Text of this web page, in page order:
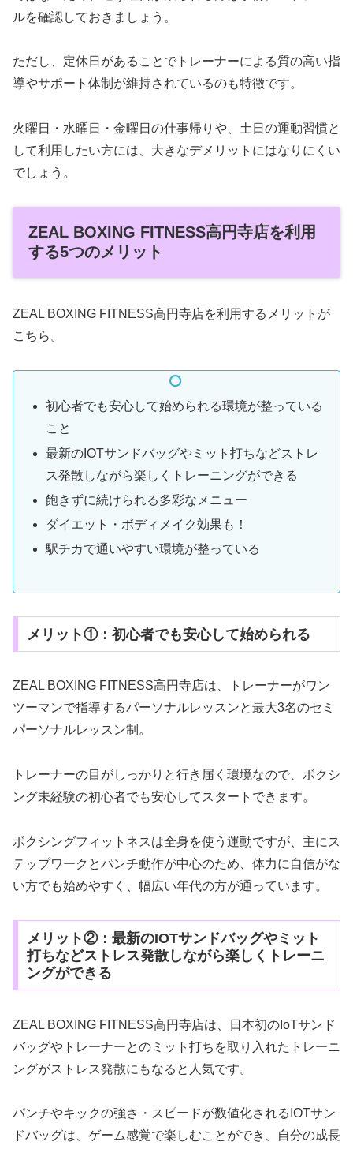
ルを確認しておきましょう。
ただし、定休日があることでトレーナーによる質の高い指
導やサポート体制が維持されているのも特徴です。
火曜日・水曜日・金曜日の仕事帰りや、土日の運動習慣と
して利用したい方には、大きなデメリットにはなりにくい
でしょう。
ZEAL BOXING FITNESS高円寺店を利用
する5つのメリット
ZEAL BOXING FITNESS高円寺店を利用するメリットが
こちら。
初心者でも安心して始められる環境が整っている
こと
最新のIOTサンドバッグやミット打ちなどストレ
ス発散しながら楽しくトレーニングができる
飽きずに続けられる多彩なメニュー
ダイエット・ボディメイク効果も！
駅チカで通いやすい環境が整っている
メリット①：初心者でも安心して始められる
ZEAL BOXING FITNESS高円寺店は、トレーナーがワン
ツーマンで指導するパーソナルレッスンと最大3名のセミ
パーソナルレッスン制。
トレーナーの目がしっかりと行き届く環境なので、ボクシ
ング未経験の初心者でも安心してスタートできます。
ボクシングフィットネスは全身を使う運動ですが、主にス
テップワークとパンチ動作が中心のため、体力に自信がな
い方でも始めやすく、幅広い年代の方が通っています。
メリット②：最新のIOTサンドバッグやミット
打ちなどストレス発散しながら楽しくトレーニ
ングができる
ZEAL BOXING FITNESS高円寺店は、日本初のIoTサンド
バッグやトレーナーとのミット打ちを取り入れたトレーニ
ングがストレス発散にもなると人気です。
パンチやキックの強さ・スピードが数値化されるIOTサン
ドバッグは、ゲーム感覚で楽しむことができ、自分の成長